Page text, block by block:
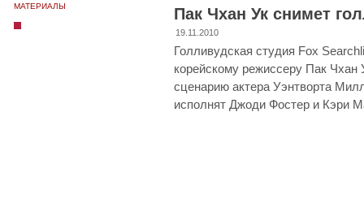
МАТЕРИАЛЫ
Пак Чхан Ук снимет
19.11.2010
Голливудская студия Fox
корейскому режиссеру Пак
сценарию актера Уэнтворта
исполнят Джоди Фостер и Кэри